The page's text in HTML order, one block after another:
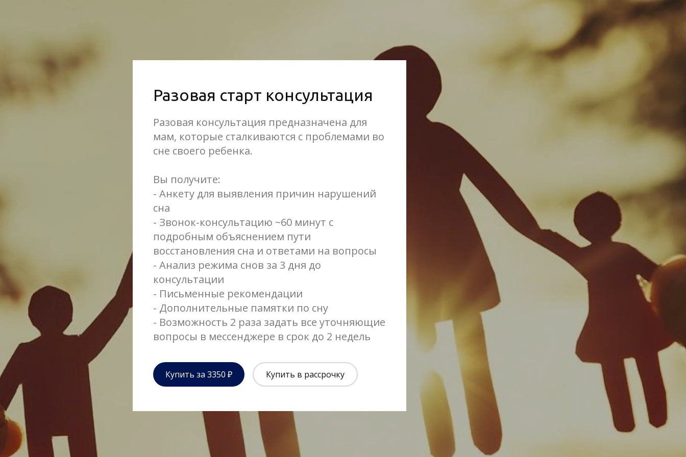
Разовая старт консультация
Разовая консультация предназначена для
мам, которые сталкиваются с проблемами во
сне своего ребенка.
Вы получите:
- Анкету для выявления причин нарушений
сна
- Звонок-консультацию ~60 минут с
подробным объяснением пути
восстановления сна и ответами на вопросы
- Анализ режима снов за 3 дня до
консультации
- Письменные рекомендации
- Дополнительные памятки по сну
- Возможность 2 раза задать все уточняющие
вопросы в мессенджере в срок до 2 недель
Купить за 3350 ₽ Купить в рассрочку